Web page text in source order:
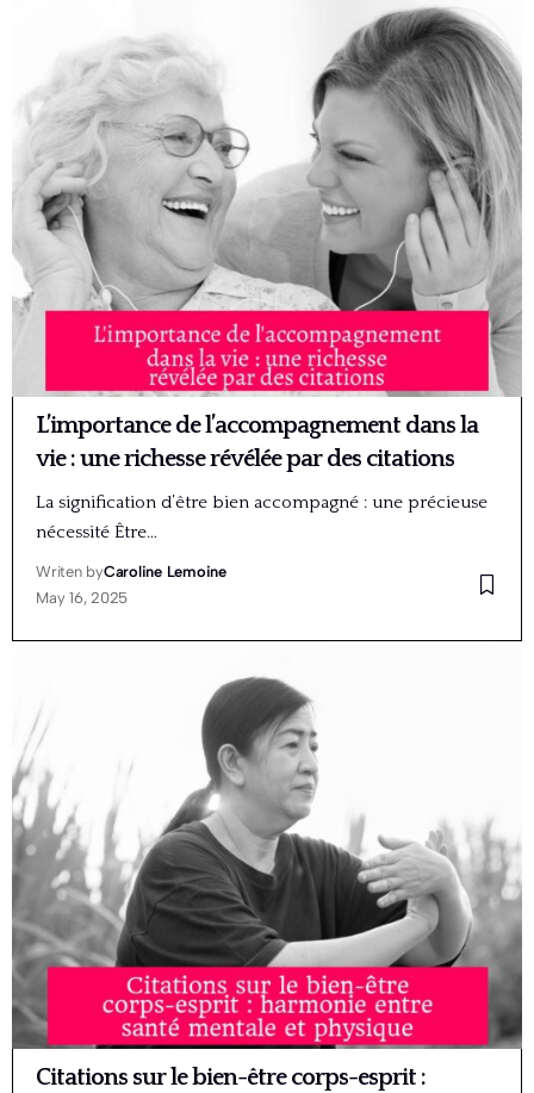
L’importance de l’accompagnement dans la
vie : une richesse révélée par des citations
La signification d’être bien accompagné : une précieuse
nécessité Être…
Writen byCaroline Lemoine
May 16, 2025
Citations sur le bien-être corps-esprit :